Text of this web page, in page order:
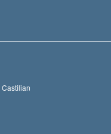
Castilian